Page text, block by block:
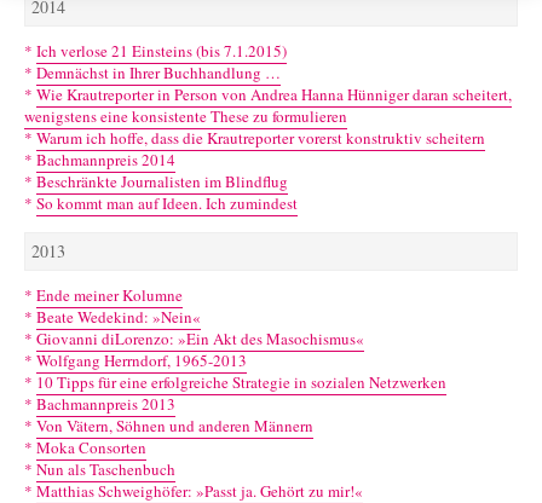
2014
* Ich verlose 21 Einsteins (bis 7.1.2015)
* Demnächst in Ihrer Buchhandlung …
* Wie Krautreporter in Person von Andrea Hanna Hünniger daran scheitert,
wenigstens eine konsistente These zu formulieren
* Warum ich hoffe, dass die Krautreporter vorerst konstruktiv scheitern
* Bachmannpreis 2014
* Beschränkte Journalisten im Blindflug
* So kommt man auf Ideen. Ich zumindest
2013
* Ende meiner Kolumne
* Beate Wedekind: »Nein«
* Giovanni diLorenzo: »Ein Akt des Masochismus«
* Wolfgang Herrndorf, 1965-2013
* 10 Tipps für eine erfolgreiche Strategie in sozialen Netzwerken
* Bachmannpreis 2013
* Von Vätern, Söhnen und anderen Männern
* Moka Consorten
* Nun als Taschenbuch
* Matthias Schweighöfer: »Passt ja. Gehört zu mir!«